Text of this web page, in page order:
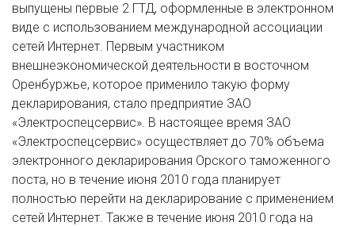
выпущены первые 2 ГТД, оформленные в электронном
виде с использованием международной ассоциации
сетей Интернет. Первым участником
внешнеэкономической деятельности в восточном
Оренбуржье, которое применило такую форму
декларирования, стало предприятие ЗАО
«Электроспецсервис». В настоящее время ЗАО
«Электроспецсервис» осуществляет до 70% объема
электронного декларирования Орского таможенного
поста, но в течение июня 2010 года планирует
полностью перейти на декларирование с применением
сетей Интернет. Также в течение июня 2010 года на